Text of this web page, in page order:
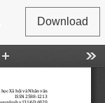
Download